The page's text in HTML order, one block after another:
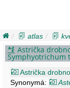
atlas
Astrička
Symphyotrichum
Astrička
Synonymá: